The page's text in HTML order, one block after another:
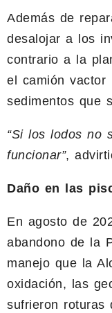
Además de
desalojar a los
contrario a la
el camión vactor
sedimentos que
“Si los lodos no
funcionar”,
Daño en las
En agosto de
abandono de la
manejo que la
oxidación, las
sufrieron roturas